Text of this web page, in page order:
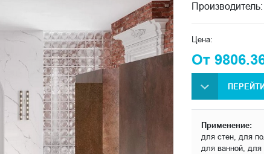
Производитель:
Цена:
От
Применение:
для стен, для
для ванной, для